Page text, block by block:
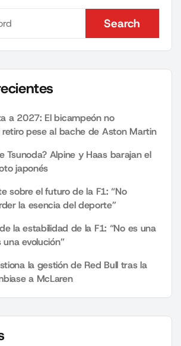
Search
Search
a 2027: El bicampeón no
pese al bache de Aston Martin
Tsunoda? Alpine y Haas barajan el
japonés
sobre el futuro de la F1: “No
la esencia del deporte”
la estabilidad de la F1: “No es una
una evolución”
la gestión de Red Bull tras la
a McLaren